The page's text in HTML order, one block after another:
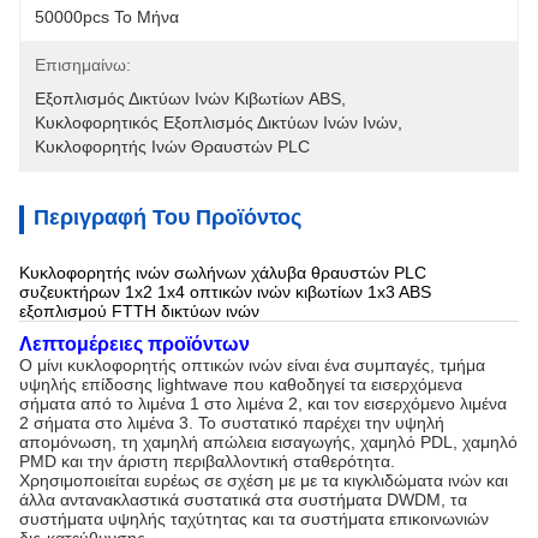
50000pcs Το Μήνα
Επισημαίνω:
Εξοπλισμός Δικτύων Ινών Κιβωτίων ABS
Κυκλοφορητικός Εξοπλισμός Δικτύων Ινών Ινών
Κυκλοφορητής Ινών Θραυστών PLC
Περιγραφή Του Προϊόντος
Κυκλοφορητής ινών σωλήνων χάλυβα θραυστών PLC
συζευκτήρων 1x2 1x4 οπτικών ινών κιβωτίων 1x3 ABS
εξοπλισμού FTTH δικτύων ινών
Λεπτομέρειες προϊόντων
Ο μίνι κυκλοφορητής οπτικών ινών είναι ένα συμπαγές, τμήμα
υψηλής επίδοσης lightwave που καθοδηγεί τα εισερχόμενα
σήματα από το λιμένα 1 στο λιμένα 2, και τον εισερχόμενο λιμένα
2 σήματα στο λιμένα 3. Το συστατικό παρέχει την υψηλή
απομόνωση, τη χαμηλή απώλεια εισαγωγής, χαμηλό PDL, χαμηλό
PMD και την άριστη περιβαλλοντική σταθερότητα.
Χρησιμοποιείται ευρέως σε σχέση με με τα κιγκλιδώματα ινών και
άλλα αντανακλαστικά συστατικά στα συστήματα DWDM, τα
συστήματα υψηλής ταχύτητας και τα συστήματα επικοινωνιών